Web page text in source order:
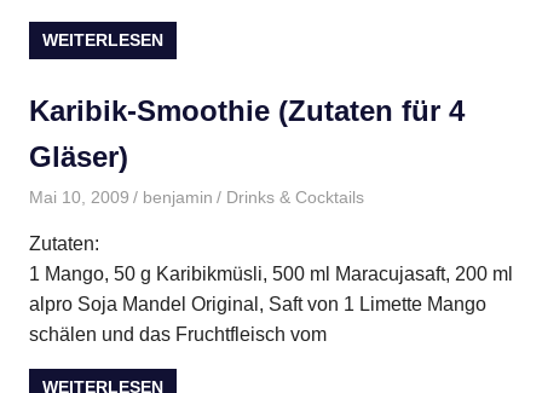
WEITERLESEN
Karibik-Smoothie (Zutaten für 4
Gläser)
Mai 10, 2009 benjamin Drinks & Cocktails
Zutaten:
1 Mango, 50 g Karibikmüsli, 500 ml Maracujasaft, 200 ml
alpro Soja Mandel Original, Saft von 1 Limette Mango
schälen und das Fruchtfleisch vom
WEITERLESEN